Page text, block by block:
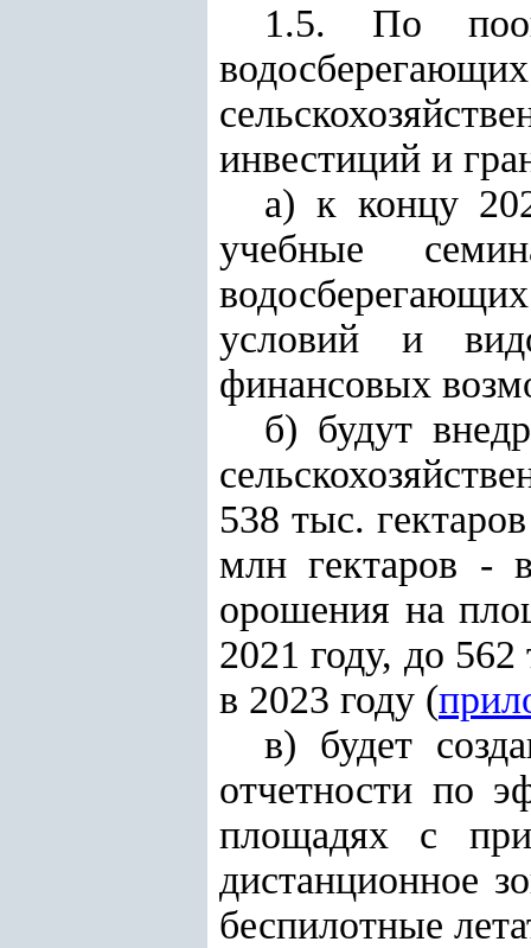
1.5. По
инвестиций и
a) к концу
учебные
условий и
финансовых
б) будут
538 тыс.
млн гектаров -
орошения на
2021 году, до
в 2023 году (
в) будет
отчетности по
площадях с
дистанционное
беспилотные